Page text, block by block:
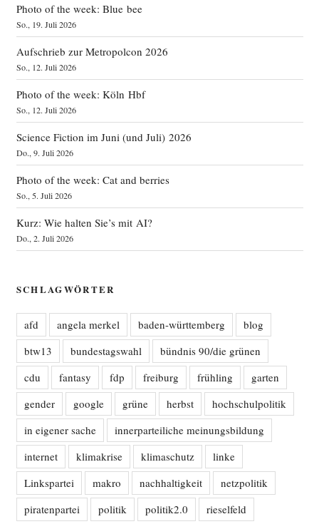
Photo of the week: Blue bee
So., 19. Juli 2026
Aufschrieb zur Metropolcon 2026
So., 12. Juli 2026
Photo of the week: Köln Hbf
So., 12. Juli 2026
Science Fiction im Juni (und Juli) 2026
Do., 9. Juli 2026
Photo of the week: Cat and berries
So., 5. Juli 2026
Kurz: Wie halten Sie’s mit AI?
Do., 2. Juli 2026
SCHLAGWÖRTER
afd angela merkel baden-württemberg
blog
btw13
bundestagswahl
bündnis 90/die grünen
cdu
fantasy fdp freiburg frühling
garten
gender
google grüne herbst
hochschulpolitik
in eigener sache
innerparteiliche meinungsbildung
internet
klimakrise klimaschutz
linke
Linkspartei
makro nachhaltigkeit
netzpolitik
piratenpartei
politik politik2.0 rieselfeld